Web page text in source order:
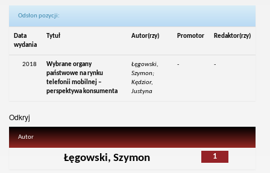
Odsłon pozycji:
Data
wydania
Tytuł Autor(rzy) Promotor Redaktor(rzy)
2018
Wybrane organy
państwowe na rynku
telefonii mobilnej –
perspektywa konsumenta
Łęgowski,
Szymon;
Kędzior,
Justyna
- -
Odkryj
Autor
1
Łęgowski, Szymon